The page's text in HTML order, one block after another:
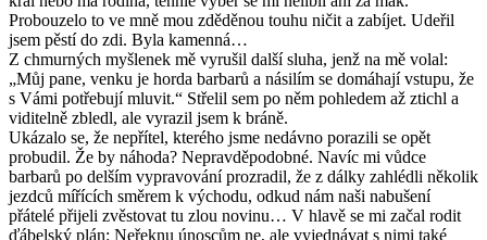
Probouzelo to ve mně mou zděděnou touhu ničit a zabíjet. Udeřil
jsem pěstí do zdi. Byla kamenná…
Z chmurných myšlenek mě vyrušil další sluha, jenž na mě volal:
„Můj pane, venku je horda barbarů a násilím se domáhají vstupu, že
s Vámi potřebují mluvit.“ Střelil sem po něm pohledem až ztichl a
viditelně zbledl, ale vyrazil jsem k bráně.
Ukázalo se, že nepřítel, kterého jsme nedávno porazili se opět
probudil. Že by náhoda? Nepravděpodobné. Navíc mi vůdce
barbarů po delším vypravování prozradil, že z dálky zahlédli několik
jezdců mířících směrem k východu, odkud nám naši nabušení
přátelé přijeli zvěstovat tu zlou novinu… V hlavě se mi začal rodit
ďábelský plán: Neřeknu únoscům ne, ale vyjednávat s nimi také